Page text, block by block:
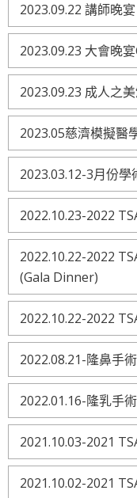
2023.09.22 講師晚
2023.09.23 大會晚
2023.09.23 成人之
2023.05慈濟模擬醫
2023.03.12-3月份
2022.10.23-2022
2022.10.22-2022
(Gala Dinner)
2022.10.22-2022
2022.08.21-隆鼻手
2022.01.16-隆乳手
2021.10.03-2021
2021.10.02-2021